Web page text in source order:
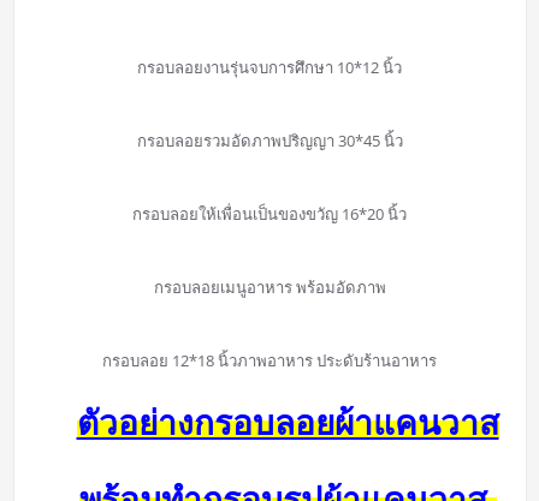
กรอบลอยงานรุ่นจบการศึกษา 10*12 นิ้ว
กรอบลอยรวมอัดภาพปริญญา 30*45 นิ้ว
กรอบลอยให้เพื่อนเป็นของขวัญ 16*20 นิ้ว
กรอบลอยเมนูอาหาร พร้อมอัดภาพ
กรอบลอย 12*18 นิ้วภาพอาหาร ประดับร้านอาหาร
ตัวอย่างกรอบลอยผ้าแคนวาส